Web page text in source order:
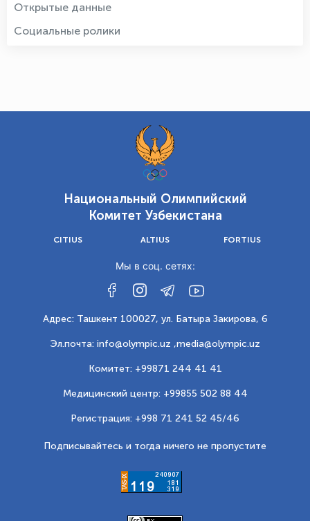
Открытые данные
Социальные ролики
Национальный Олимпийский
Комитет Узбекистана
CITIUS ALTIUS FORTIUS
Мы в соц. сетях:
Адрес: Ташкент 100027, ул. Батыра Закирова, 6
Эл.почта: info@olympic.uz ,media@olympic.uz
Комитет: +99871 244 41 41
Медицинский центр: +99855 502 88 44
Регистрация: +998 71 241 52 45/46
Подписывайтесь и тогда ничего не пропустите